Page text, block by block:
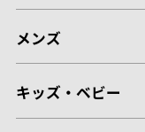
メンズ
キッズ・ベビー